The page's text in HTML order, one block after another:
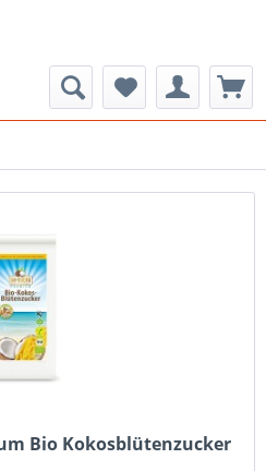
Bio Kokosblütenzucker